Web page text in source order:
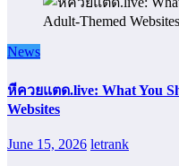
News
หีควยแตด.live: What You
Websites
June 15, 2026 letrank